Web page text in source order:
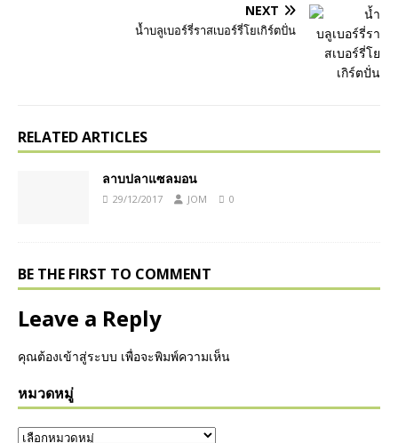
NEXT
น้ำบลูเบอร์รี่ราสเบอร์รี่โยเกิร์ตปั่น
RELATED ARTICLES
ลาบปลาแซลมอน
29/12/2017 JOM 0
BE THE FIRST TO COMMENT
Leave a Reply
คุณต้องเข้าสู่ระบบ เพื่อจะพิมพ์ความเห็น
หมวดหมู่